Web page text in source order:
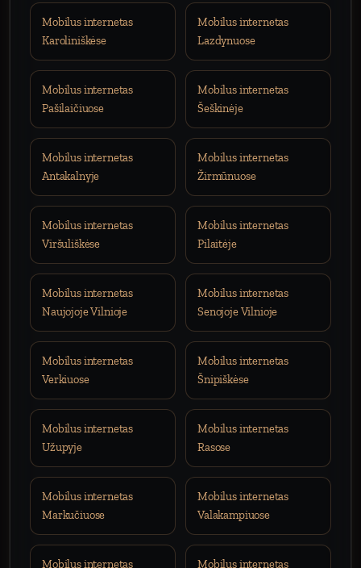
Mobilus internetas
Karoliniškėse
Mobilus internetas
Lazdynuose
Mobilus internetas
Pašilaičiuose
Mobilus internetas
Šeškinėje
Mobilus internetas
Antakalnyje
Mobilus internetas
Žirmūnuose
Mobilus internetas
Viršuliškėse
Mobilus internetas
Pilaitėje
Mobilus internetas
Naujojoje Vilnioje
Mobilus internetas
Senojoje Vilnioje
Mobilus internetas
Verkiuose
Mobilus internetas
Šnipiškėse
Mobilus internetas
Užupyje
Mobilus internetas
Rasose
Mobilus internetas
Markučiuose
Mobilus internetas
Valakampiuose
Mobilus internetas Mobilus internetas